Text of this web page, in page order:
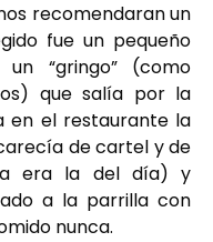
recomendaran un
fue un pequeño
“gringo” (como
que salía por la
en el restaurante la
de cartel y de
era la del día) y
a la parrilla con
nunca.